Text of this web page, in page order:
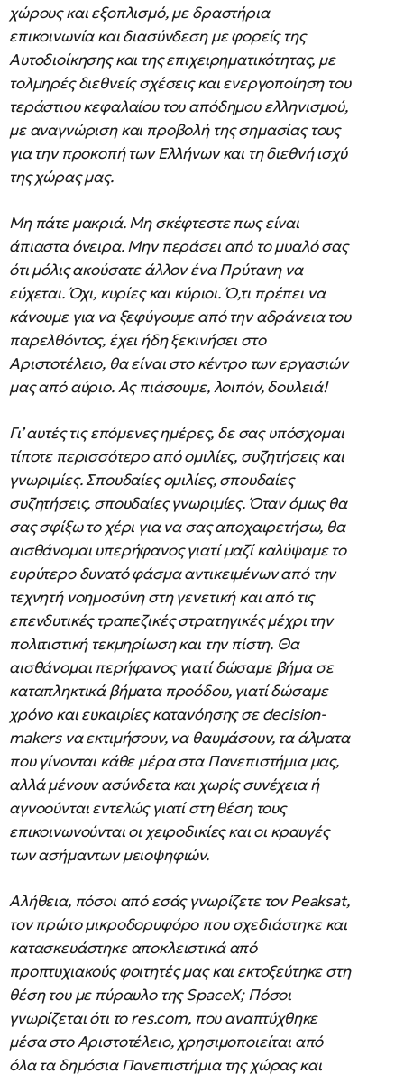
χώρους και εξοπλισμό, με δραστήρια
επικοινωνία και διασύνδεση με φορείς της
Αυτοδιοίκησης και της επιχειρηματικότητας, με
τολμηρές διεθνείς σχέσεις και ενεργοποίηση του
τεράστιου κεφαλαίου του απόδημου ελληνισμού,
με αναγνώριση και προβολή της σημασίας τους
για την προκοπή των Ελλήνων και τη διεθνή ισχύ
της χώρας μας.
Μη πάτε μακριά. Μη σκέφτεστε πως είναι
άπιαστα όνειρα. Μην περάσει από το μυαλό σας
ότι μόλις ακούσατε άλλον ένα Πρύτανη να
εύχεται. Όχι, κυρίες και κύριοι. Ό,τι πρέπει να
κάνουμε για να ξεφύγουμε από την αδράνεια του
παρελθόντος, έχει ήδη ξεκινήσει στο
Αριστοτέλειο, θα είναι στο κέντρο των εργασιών
μας από αύριο. Ας πιάσουμε, λοιπόν, δουλειά!
Γι’ αυτές τις επόμενες ημέρες, δε σας υπόσχομαι
τίποτε περισσότερο από ομιλίες, συζητήσεις και
γνωριμίες. Σπουδαίες ομιλίες, σπουδαίες
συζητήσεις, σπουδαίες γνωριμίες. Όταν όμως θα
σας σφίξω το χέρι για να σας αποχαιρετήσω, θα
αισθάνομαι υπερήφανος γιατί μαζί καλύψαμε το
ευρύτερο δυνατό φάσμα αντικειμένων από την
τεχνητή νοημοσύνη στη γενετική και από τις
επενδυτικές τραπεζικές στρατηγικές μέχρι την
πολιτιστική τεκμηρίωση και την πίστη. Θα
αισθάνομαι περήφανος γιατί δώσαμε βήμα σε
καταπληκτικά βήματα προόδου, γιατί δώσαμε
χρόνο και ευκαιρίες κατανόησης σε decision-
makers να εκτιμήσουν, να θαυμάσουν, τα άλματα
που γίνονται κάθε μέρα στα Πανεπιστήμια μας,
αλλά μένουν ασύνδετα και χωρίς συνέχεια ή
αγνοούνται εντελώς γιατί στη θέση τους
επικοινωνούνται οι χειροδικίες και οι κραυγές
των ασήμαντων μειοψηφιών.
Αλήθεια, πόσοι από εσάς γνωρίζετε τον Peaksat,
τον πρώτο μικροδορυφόρο που σχεδιάστηκε και
κατασκευάστηκε αποκλειστικά από
προπτυχιακούς φοιτητές μας και εκτοξεύτηκε στη
θέση του με πύραυλο της SpaceX; Πόσοι
γνωρίζεται ότι το res.com, που αναπτύχθηκε
μέσα στο Αριστοτέλειο, χρησιμοποιείται από
όλα τα δημόσια Πανεπιστήμια της χώρας και